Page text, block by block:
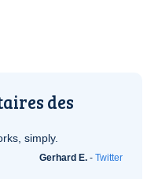
des
simply.
Gerhard E. - Twitter